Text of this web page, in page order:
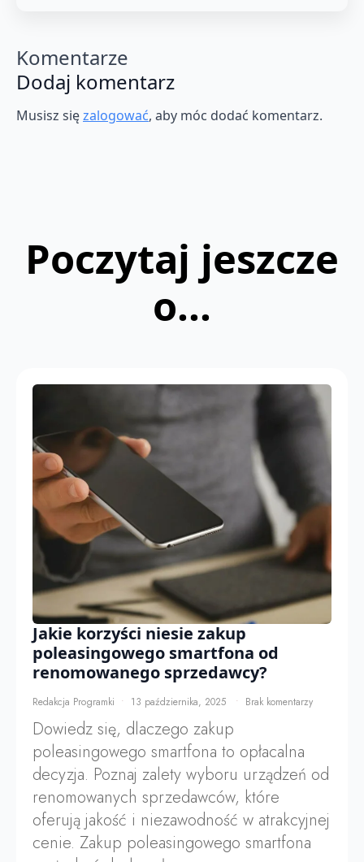
Komentarze
Dodaj komentarz
Musisz sięzalogować, aby móc dodać komentarz.
Poczytaj jeszcze
o...
Jakie korzyści niesie zakup
poleasingowego smartfona od
renomowanego sprzedawcy?
Redakcja Programki 13 października, 2025 Brak komentarzy
Dowiedz się, dlaczego zakup
poleasingowego smartfona to opłacalna
decyzja. Poznaj zalety wyboru urządzeń od
renomowanych sprzedawców, które
oferują jakość i niezawodność w atrakcyjnej
cenie. Zakup poleasingowego smartfona